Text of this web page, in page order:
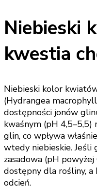
Niebieski
kwestia
Niebieski kolor
(Hydrangea
dostępności jonów
kwaśnym (pH
glin, co wpływa
wtedy niebieskie.
zasadowa (pH
dostępny dla rośliny,
odcień.